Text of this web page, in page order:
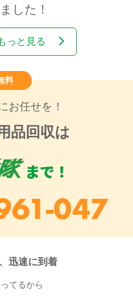
した！
っと見る
料
お任せを！
品回収は
迅速に到着
てるから